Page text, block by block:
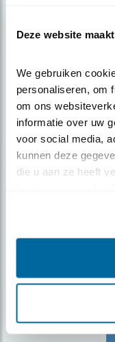
Deze website
We gebruiken
personaliseren, om
om ons
informatie over uw
voor social media,
kunnen deze
die u aan ze heeft
Op de hoogte
Meld je aan en
over vogels en